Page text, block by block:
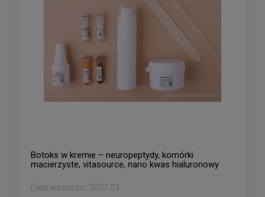
Botoks w kremie – neuropeptydy, komórki
macierzyste, vitasource, nano kwas hialuronowy
Data ważności: 2027.03